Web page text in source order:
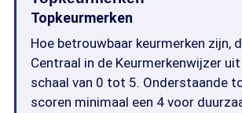
Topkeurmerken
Hoe betrouwbaar keurmerken zijn,
Centraal in de Keurmerkenwijzer uit
schaal van 0 tot 5. Onderstaande
scoren minimaal een 4 voor